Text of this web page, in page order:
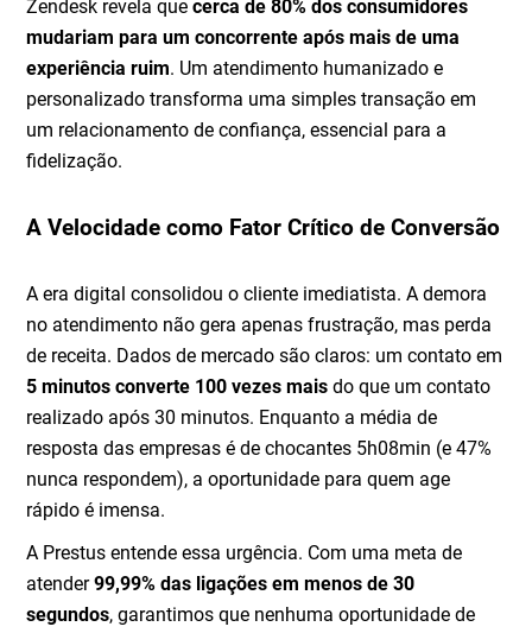
Zendesk revela quecerca de 80% dos consumidores
mudariam para um concorrente após mais de uma
experiência ruim. Um atendimento humanizado e
personalizado transforma uma simples transação em
um relacionamento de confiança, essencial para a
fidelização.
A Velocidade como Fator Crítico de Conversão
A era digital consolidou o cliente imediatista. A demora
no atendimento não gera apenas frustração, mas perda
de receita. Dados de mercado são claros: um contato em
5 minutos converte 100 vezes mais do que um contato
realizado após 30 minutos. Enquanto a média de
resposta das empresas é de chocantes 5h08min (e 47%
nunca respondem), a oportunidade para quem age
rápido é imensa.
A Prestus entende essa urgência. Com uma meta de
atender99,99% das ligações em menos de 30
segundos, garantimos que nenhuma oportunidade de